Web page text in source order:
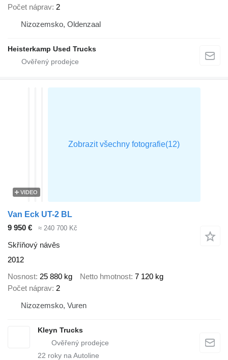
Počet náprav 2
Nizozemsko, Oldenzaal
Heisterkamp Used Trucks
VIDEO
Van Eck UT-2 BL
9 950 €
≈ 240 700 Kč
Skříňový návěs
2012
Nosnost 25 880 kg Netto hmotnost 7 120 kg
Počet náprav 2
Nizozemsko, Vuren
Kleyn Trucks
22 roky na Autoline